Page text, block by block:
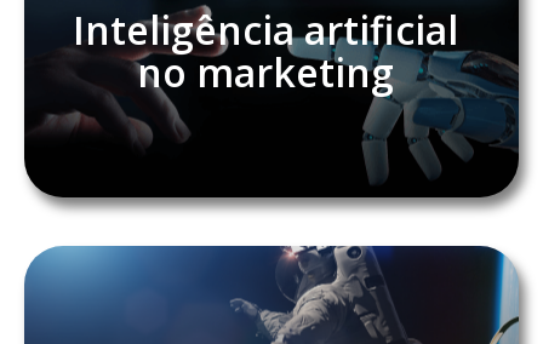
Inteligência artificial
no marketing